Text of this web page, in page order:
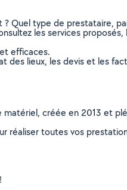
Quel type de prestataire,
les services
efficaces.
des lieux, les devis et les
créée en 2013 et
toutes vos